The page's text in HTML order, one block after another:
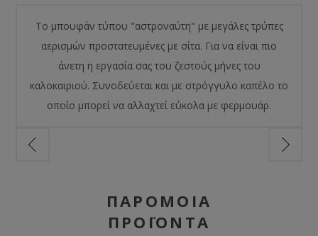
Το μπουφάν τύπου "αστροναύτη" με μεγάλες τρύπες
αερισμών προστατευμένες με σίτα. Για να είναι πιο
άνετη η εργασία σας του ζεστούς μήνες του
καλοκαιριού. Συνοδεύεται και με στρόγγυλο καπέλο το
οποίο μπορεί να αλλαχτεί εύκολα με φερμουάρ.
ΠΑΡΌΜΟΙΑ
ΠΡΟΪΌΝΤΑ